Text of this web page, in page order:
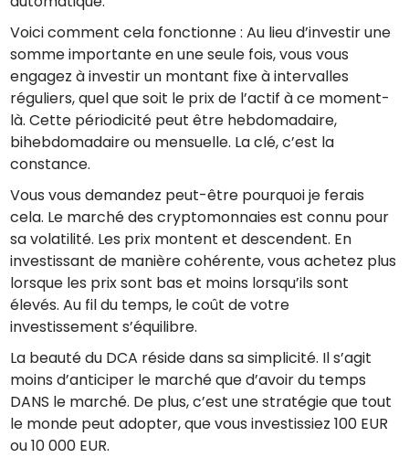
Voici comment cela fonctionne : Au lieu d’investir une
somme importante en une seule fois, vous vous
engagez à investir un montant fixe à intervalles
réguliers, quel que soit le prix de l’actif à ce moment-
là. Cette périodicité peut être hebdomadaire,
bihebdomadaire ou mensuelle. La clé, c’est la
constance.
Vous vous demandez peut-être pourquoi je ferais
cela. Le marché des cryptomonnaies est connu pour
sa volatilité. Les prix montent et descendent. En
investissant de manière cohérente, vous achetez plus
lorsque les prix sont bas et moins lorsqu’ils sont
élevés. Au fil du temps, le coût de votre
investissement s’équilibre.
La beauté du DCA réside dans sa simplicité. Il s’agit
moins d’anticiper le marché que d’avoir du temps
DANS le marché. De plus, c’est une stratégie que tout
le monde peut adopter, que vous investissiez 100 EUR
ou 10 000 EUR.